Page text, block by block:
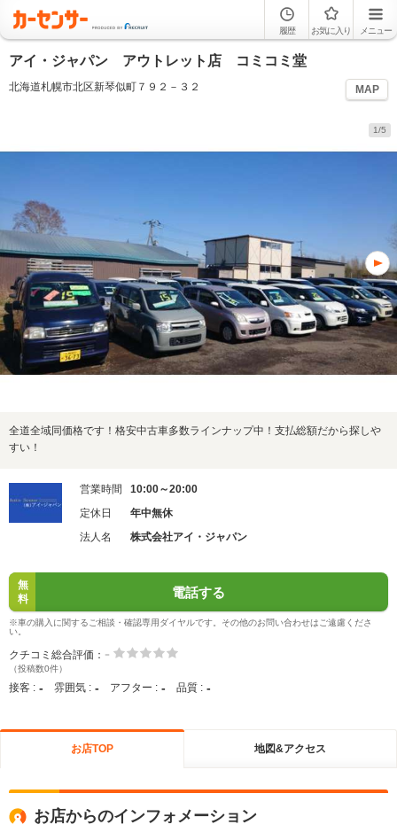
履歴 お気に入り メニュー
アイ・ジャパン アウトレット店 コミコミ堂
北海道札幌市北区新琴似町７９２－３２ MAP
1/5
全道全域同価格です！格安中古車多数ラインナップ中！支払総額だから探しや
すい！
営業時間
10:00～20:00
定休日
年中無休
法人名
株式会社アイ・ジャパン
無
料
電話する
※車の購入に関するご相談・確認専用ダイヤルです。その他のお問い合わせはご遠慮くださ
い。
クチコミ総合評価： -
（投稿数0件）
接客 : - 雰囲気 : - アフター : - 品質 : -
お店TOP 地図&アクセス
お店からのインフォメーション